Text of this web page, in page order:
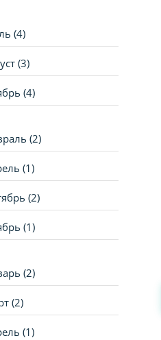
(4)
(3)
(4)
(2)
(1)
(2)
(1)
(2)
(2)
(1)